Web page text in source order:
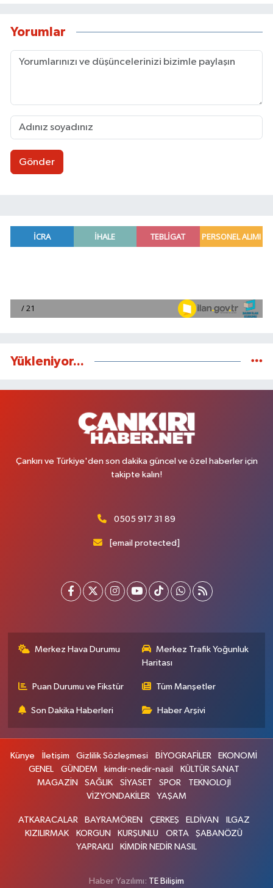
Yorumlar
Gönder
Yükleniyor...
Çankırı ve Türkiye'den son dakika güncel ve özel haberler için
takipte kalın!
0505 917 31 89
[email protected]
Merkez Hava Durumu
Merkez Trafik Yoğunluk
Haritası
Puan Durumu ve Fikstür Tüm Manşetler
Son Dakika Haberleri Haber Arşivi
Künye İletişim Gizlilik Sözleşmesi BİYOGRAFİLER
EKONOMİ
GENEL
GÜNDEM kimdir-nedir-nasil
KÜLTÜR SANAT
MAGAZİN
SAĞLIK SİYASET SPOR
TEKNOLOJİ
VİZYONDAKİLER
YAŞAM
ATKARACALAR BAYRAMÖREN ÇERKEŞ ELDİVAN
ILGAZ
KIZILIRMAK
KORGUN KURŞUNLU ORTA
ŞABANÖZÜ
YAPRAKLI
KİMDİR NEDİR NASIL
Haber Yazılımı: TE Bilişim